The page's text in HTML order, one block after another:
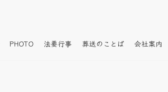
PHOTO 法要行事 葬送のことば 会社案内